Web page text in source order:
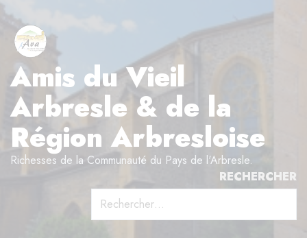
contenu
Amis du Vieil
Arbresle & de la
Région Arbresloise
Richesses de la Communauté du Pays de l'Arbresle.
RECHERCHER
Rechercher :